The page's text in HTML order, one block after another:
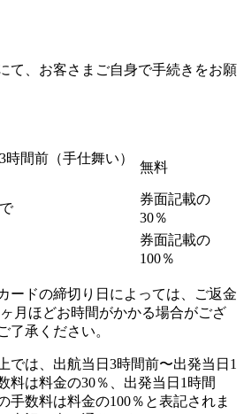
て、お客さまご自身で手続きをお願
時間前（手仕舞い）
無料
券面記載の
30％
券面記載の
100％
ードの締切り日によっては、ご返金
月ほどお時間がかかる場合がござ
了承ください。
では、出航当日3時間前〜出発当日1
料は料金の30％、出発当日1時間
手数料は料金の100％と表記されま